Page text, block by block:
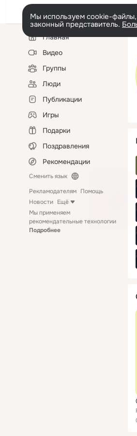
Мы используем cookie-файлы,
законный представитель.
Левая
колонкаГлавная
Видео
Группы
Люди
Публикации
Игры
Подарки
Поздравления
Рекомендации
Сменить язык
Рекламодателям Помощь
Новости Ещё
Мы применяем
рекомендательные технологии
Подробнее